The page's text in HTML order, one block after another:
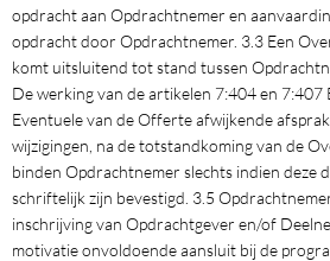
opdracht aan Opdrachtnemer en
opdracht door Opdrachtnemer. 3.3 Een
komt uitsluitend tot stand tussen
De werking van de artikelen 7:404 en 7:407
Eventuele van de Offerte afwijkende
wijzigingen, na de totstandkoming van de
binden Opdrachtnemer slechts indien deze
schriftelijk zijn bevestigd. 3.5
inschrijving van Opdrachtgever en/of
motivatie onvoldoende aansluit bij de